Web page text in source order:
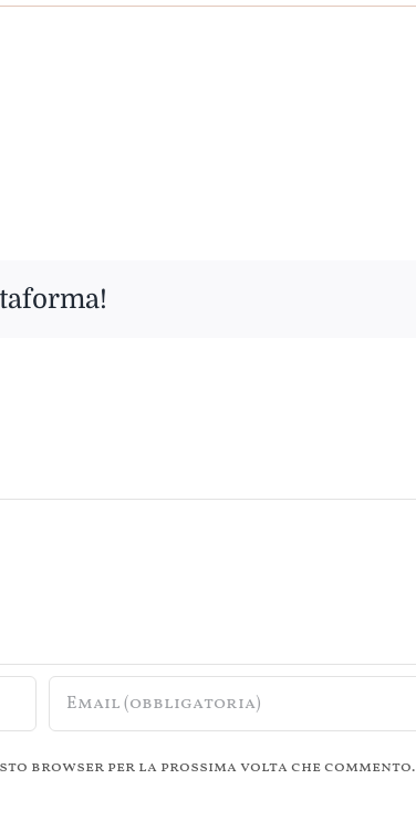
browser per la prossima volta che commento.